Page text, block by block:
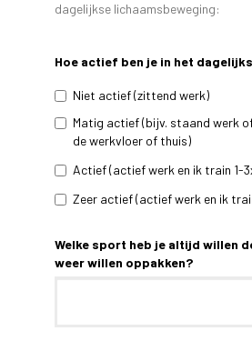
dagelijkse lichaamsbeweging:
Hoe actief ben je in het
Niet actief (zittend werk)
Matig actief (bijv. staand werk
de werkvloer of thuis)
Actief (actief werk en ik train 1-
Zeer actief (actief werk en ik
Welke sport heb je altijd willen
weer willen oppakken?